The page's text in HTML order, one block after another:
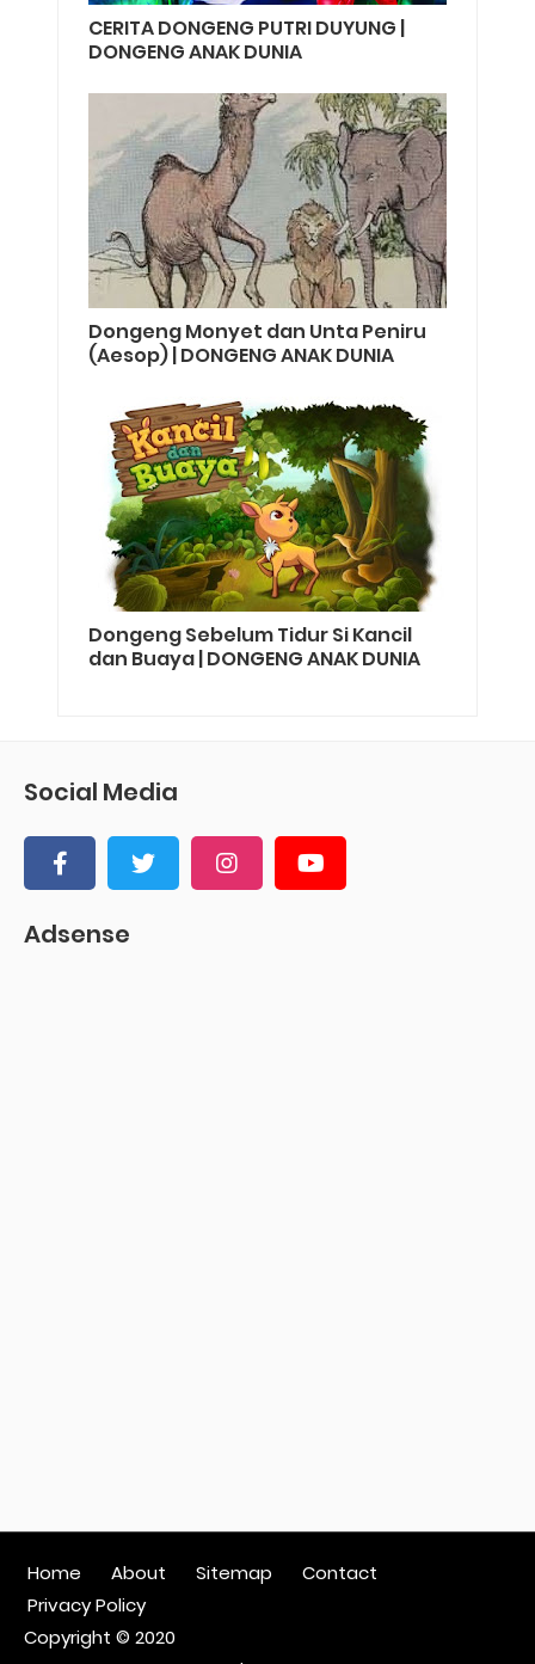
CERITA DONGENG PUTRI DUYUNG |
DONGENG ANAK DUNIA
Dongeng Monyet dan Unta Peniru
(Aesop) | DONGENG ANAK DUNIA
Dongeng Sebelum Tidur Si Kancil
dan Buaya | DONGENG ANAK DUNIA
Social Media
Adsense
Home About Sitemap
Contact
Privacy Policy
Copyright © 2020